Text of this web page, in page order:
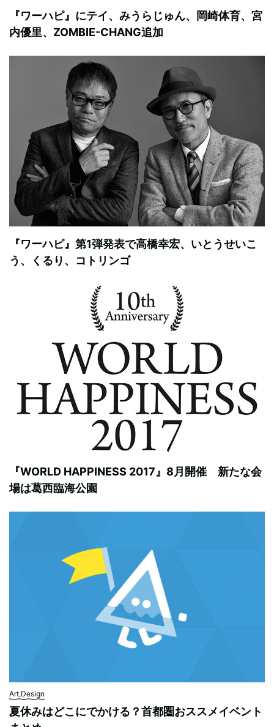
『ワーハピ』にテイ、みうらじゅん、岡崎体育、宮
内優里、ZOMBIE-CHANG追加
『ワーハピ』第1弾発表で高橋幸宏、いとうせいこ
う、くるり、コトリンゴ
『WORLD HAPPINESS 2017』8月開催 新たな会
場は葛西臨海公園
Art,Design
夏休みはどこにでかける？首都圏おススメイベント